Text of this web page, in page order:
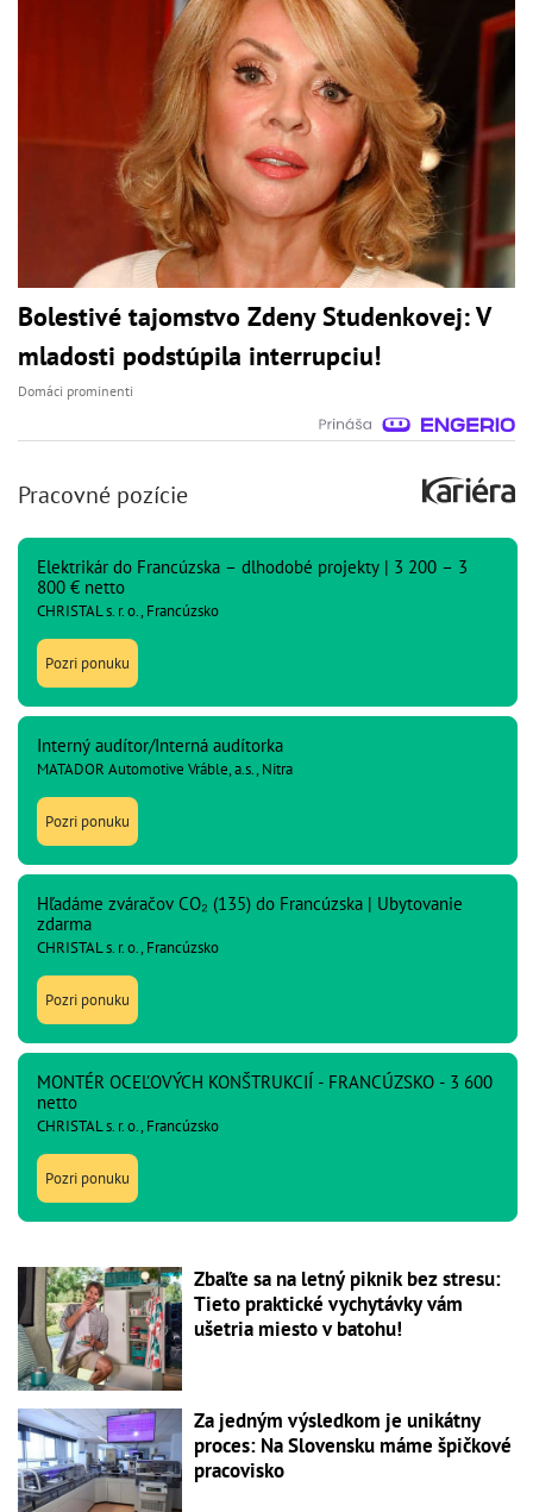
Bolestivé tajomstvo Zdeny Studenkovej: V
mladosti podstúpila interrupciu!
Domáci prominenti
Pracovné pozície
Elektrikár do Francúzska – dlhodobé projekty | 3 200 – 3
800 € netto
CHRISTAL s. r. o., Francúzsko
Pozri ponuku
Interný audítor/Interná audítorka
MATADOR Automotive Vráble, a.s., Nitra
Pozri ponuku
Hľadáme zváračov CO₂ (135) do Francúzska | Ubytovanie
zdarma
CHRISTAL s. r. o., Francúzsko
Pozri ponuku
MONTÉR OCEĽOVÝCH KONŠTRUKCIÍ - FRANCÚZSKO - 3 600
netto
CHRISTAL s. r. o., Francúzsko
Pozri ponuku
Zbaľte sa na letný piknik bez stresu:
Tieto praktické vychytávky vám
ušetria miesto v batohu!
Za jedným výsledkom je unikátny
proces: Na Slovensku máme špičkové
pracovisko